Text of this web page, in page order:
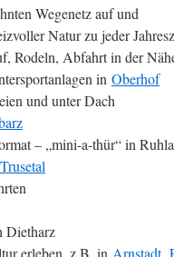
Wegenetz auf und
Natur zu jeder
Rodeln, Abfahrt in der
in Oberhof
und unter Dach
– „mini-a-thür“ in Ruhla
Trusetal
Dietharz
erleben, z.B. in Arnstadt